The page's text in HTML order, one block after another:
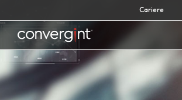
to
content
Cariere
Home